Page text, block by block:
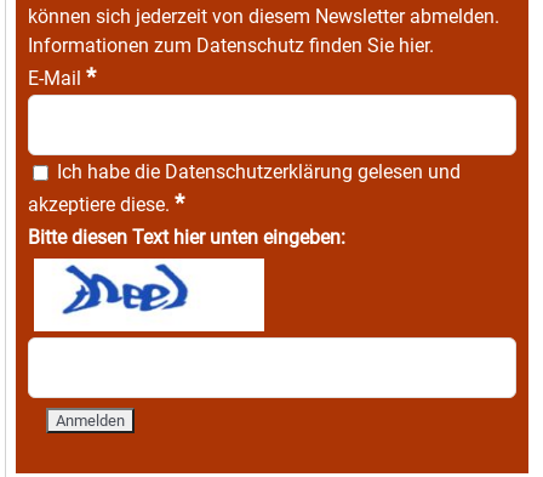
können sich jederzeit von diesem Newsletter abmelden.
Informationen zum Datenschutz finden Sie hier.
E-Mail *
Ich habe die Datenschutzerklärung gelesen und
akzeptiere diese. *
Bitte diesen Text hier unten eingeben: